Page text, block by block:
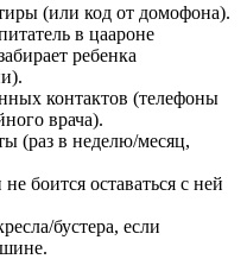
(или код от домофона).
в цаароне
ребенка
контактов (телефоны
врача).
(раз в неделю/месяц,
боится оставаться с ней
бустера, если